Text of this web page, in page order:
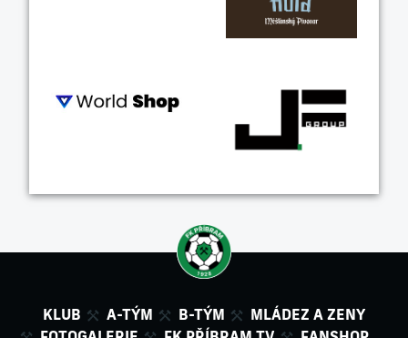
KLUB A-TÝM B-TÝM
MLÁDEZ A ZENY